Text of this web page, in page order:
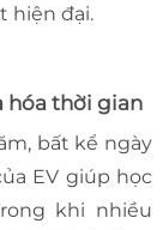
hiện đại.
hóa thời gian
bất kể ngày
EV giúp học
khi nhiều